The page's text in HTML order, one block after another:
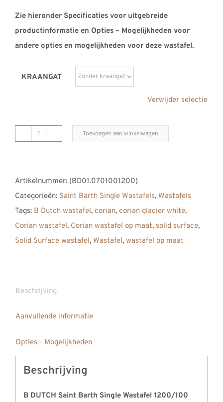
Zie hieronder Specificaties voor uitgebreide
productinformatie en Opties – Mogelijkheden voor
andere opties en mogelijkheden voor deze wastafel.
KRAANGAT
Verwijder selectie
B
Barth
Single
Solid
Surface
Corian
aantal
Toevoegen aan winkelwagen
Artikelnummer: (BD01.0701001200)
Categorieën: Saint Barth Single Wastafels, Wastafels
Tags: B Dutch wastafel, corian, corian glacier white,
Corian wastafel, Corian wastafel op maat, solid surface,
Solid Surface wastafel, Wastafel, wastafel op maat
Beschrijving
Aanvullende informatie
Opties - Mogelijkheden
Beschrijving
B DUTCH Saint Barth Single Wastafel 1200/100